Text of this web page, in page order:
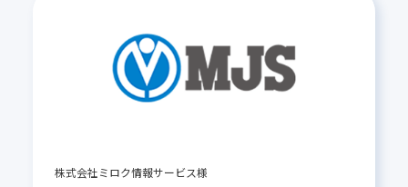
株式会社ミロク情報サービス様